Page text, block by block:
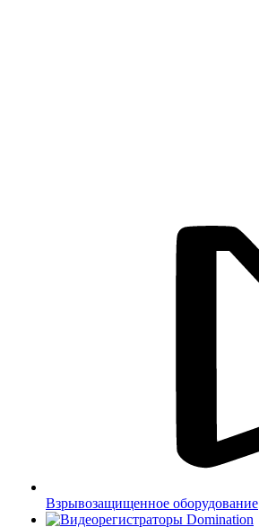
Взрывозащищенное оборудование